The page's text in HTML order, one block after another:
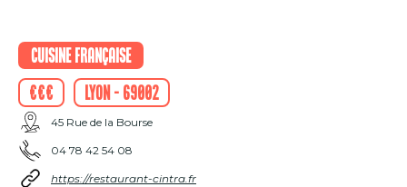
Cuisine française
€€€
Lyon - 69002
45 Rue de la Bourse
04 78 42 54 08
https://restaurant-cintra.fr